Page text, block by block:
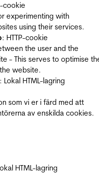
cookie
experimenting with
using their services.
: HTTP-cookie
the user and the
- This serves to optimise
website.
: Lokal HTML-lagring
som vi er i färd med att
av enskilda cookies.
HTML-lagring